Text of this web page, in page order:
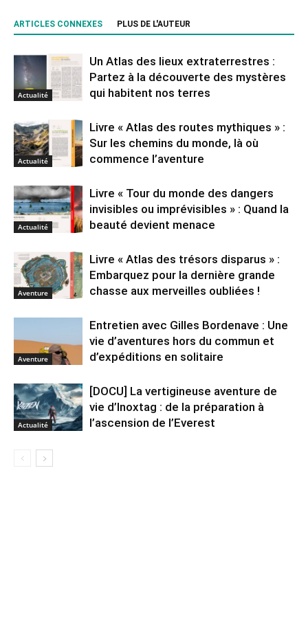
ARTICLES CONNEXES PLUS DE L'AUTEUR
Actualité
Un Atlas des lieux extraterrestres :
Partez à la découverte des mystères
qui habitent nos terres
Actualité
Livre « Atlas des routes mythiques » :
Sur les chemins du monde, là où
commence l’aventure
Actualité
Livre « Tour du monde des dangers
invisibles ou imprévisibles » : Quand la
beauté devient menace
Aventure
Livre « Atlas des trésors disparus » :
Embarquez pour la dernière grande
chasse aux merveilles oubliées !
Aventure
Entretien avec Gilles Bordenave : Une
vie d’aventures hors du commun et
d’expéditions en solitaire
Actualité
[DOCU] La vertigineuse aventure de
vie d’Inoxtag : de la préparation à
l’ascension de l’Everest